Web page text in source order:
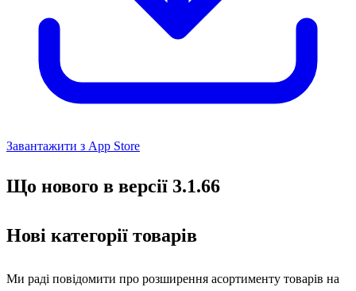
Завантажити з App Store
Що нового в версії 3.1.66
Нові категорії товарів
Ми раді повідомити про розширення асортименту товарів на